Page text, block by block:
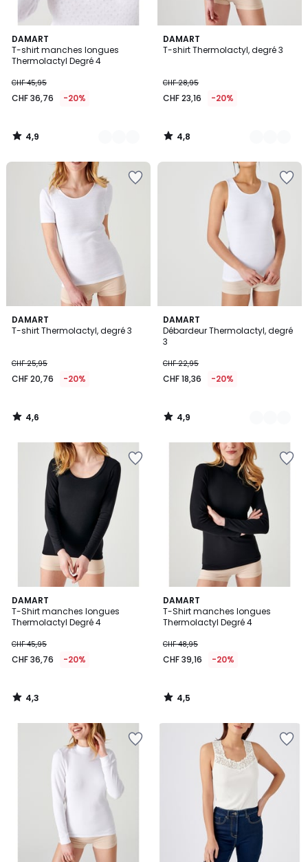
DAMART
T-shirt manches longues
Thermolactyl Degré 4
CHF 45,95
CHF 36,76 -20%
4,9
/ 5
4
Couleurs
4,9
/
DAMART
T-shirt Thermolactyl, degré 3
CHF 28,95
CHF 23,16 -20%
4,8
/ 5
3
Couleurs
4,8
/
DAMART
T-shirt Thermolactyl, degré 3
CHF 25,95
CHF 20,76 -20%
4,6
/ 5
4,6
/
DAMART
Débardeur Thermolactyl, degré
3
CHF 22,95
CHF 18,36 -20%
4,9
/ 5
3
Couleurs
4,9
/
DAMART
T-Shirt manches longues
Thermolactyl Degré 4
CHF 45,95
CHF 36,76 -20%
4,3
/ 5
4,3
/
DAMART
T-Shirt manches longues
Thermolactyl Degré 4
CHF 48,95
CHF 39,16 -20%
4,5
/ 5
4,5
/